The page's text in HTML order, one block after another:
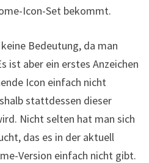
Icon-Set bekommt.
Bedeutung, da man
ist aber ein erstes Anzeichen
Icon einfach nicht
stattdessen dieser
Nicht selten hat man sich
das es in der aktuell
Version einfach nicht gibt.